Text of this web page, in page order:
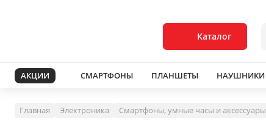
Каталог
АКЦИИ СМАРТФОНЫ ПЛАНШЕТЫ НАУШНИКИ
Главная Электроника Смартфоны, умные часы и аксессуары